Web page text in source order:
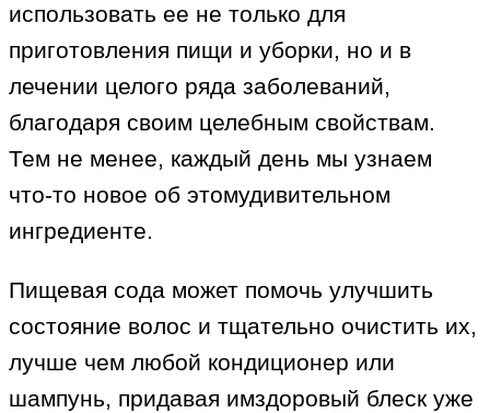
использовать ее не только для
приготовления пищи и уборки, но и в
лечении целого ряда заболеваний,
благодаря своим целебным свойствам.
Тем не менее, каждый день мы узнаем
что-то новое об этомудивительном
ингредиенте.
Пищевая сода может помочь улучшить
состояние волос и тщательно очистить их,
лучше чем любой кондиционер или
шампунь, придавая имздоровый блеск уже